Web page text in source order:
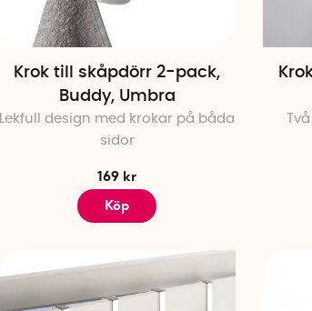
Krok till skåpdörr 2-pack,
Buddy, Umbra
Lekfull design med krokar på båda
sidor
169 kr
Köp